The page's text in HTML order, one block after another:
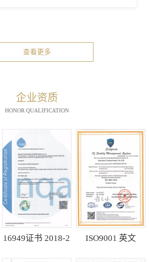
查看更多
企业资质
HONOR QUALIFICATION
16949证书 2018-2 ISO9001 英文